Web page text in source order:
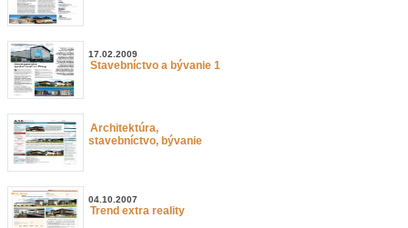
17.02.2009
Stavebníctvo a bývanie 1
Architektúra,
stavebníctvo, bývanie
04.10.2007
Trend extra reality